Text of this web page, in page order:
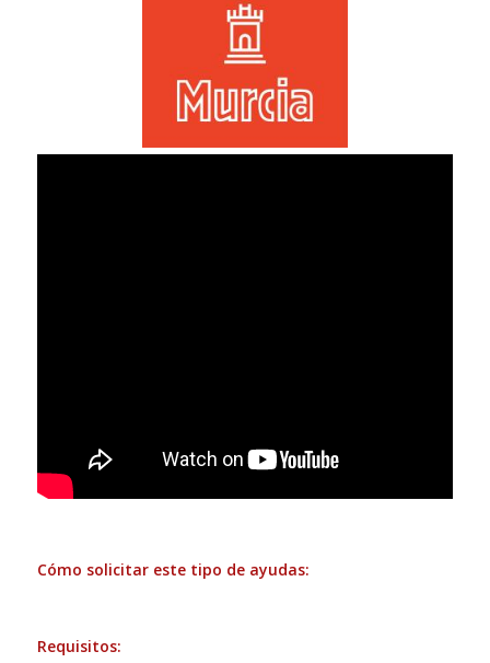
Cómo solicitar este tipo de ayudas:
Requisitos: